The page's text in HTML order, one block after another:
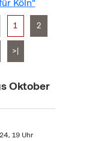
Köln"
1 2
>|
Oktober
19 Uhr